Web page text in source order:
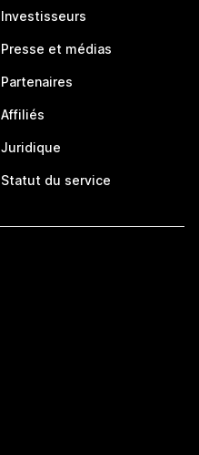
Investisseurs
Presse et médias
Partenaires
Affiliés
Juridique
Statut du service